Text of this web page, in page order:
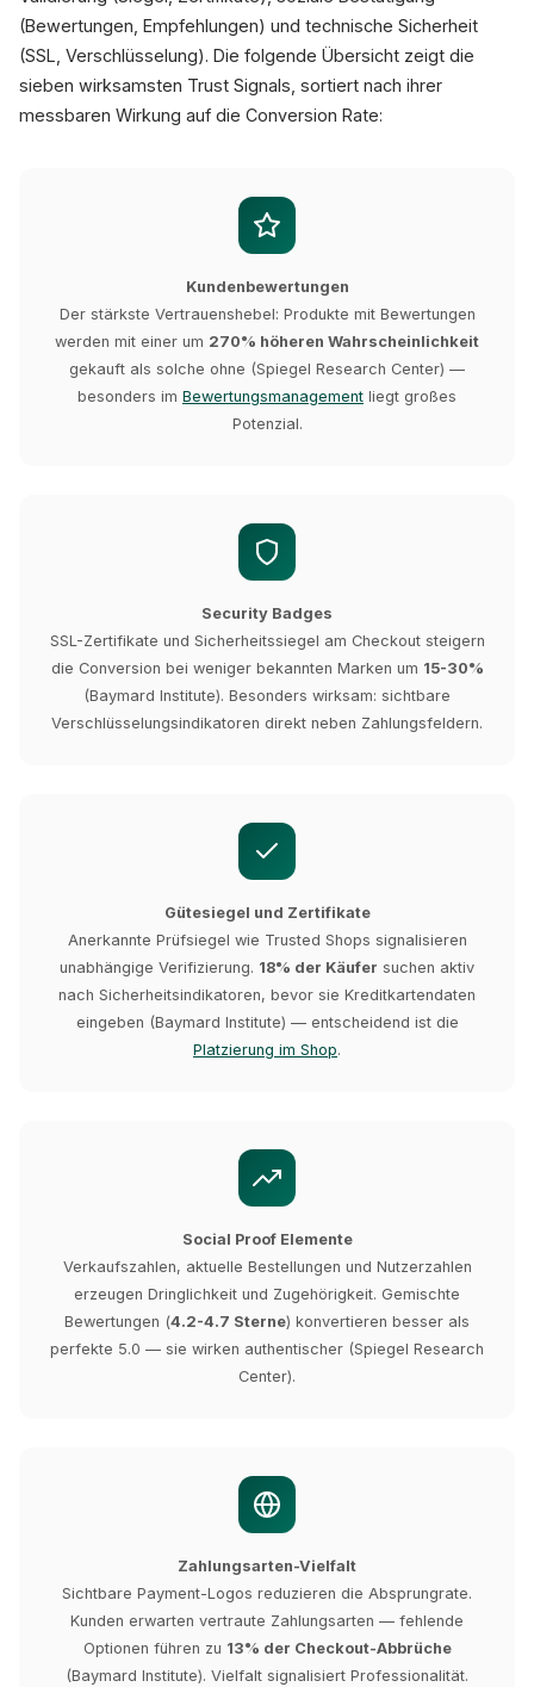
(Bewertungen, Empfehlungen) und technische Sicherheit
(SSL, Verschlüsselung). Die folgende Übersicht zeigt die
sieben wirksamsten Trust Signals, sortiert nach ihrer
messbaren Wirkung auf die Conversion Rate:
Kundenbewertungen
Der stärkste Vertrauenshebel: Produkte mit Bewertungen
werden mit einer um 270% höheren Wahrscheinlichkeit
gekauft als solche ohne (Spiegel Research Center) —
besonders im Bewertungsmanagement liegt großes
Potenzial.
Security Badges
SSL-Zertifikate und Sicherheitssiegel am Checkout steigern
die Conversion bei weniger bekannten Marken um 15-30%
(Baymard Institute). Besonders wirksam: sichtbare
Verschlüsselungsindikatoren direkt neben Zahlungsfeldern.
Gütesiegel und Zertifikate
Anerkannte Prüfsiegel wie Trusted Shops signalisieren
unabhängige Verifizierung. 18% der Käufer suchen aktiv
nach Sicherheitsindikatoren, bevor sie Kreditkartendaten
eingeben (Baymard Institute) — entscheidend ist die
Platzierung im Shop.
Social Proof Elemente
Verkaufszahlen, aktuelle Bestellungen und Nutzerzahlen
erzeugen Dringlichkeit und Zugehörigkeit. Gemischte
Bewertungen (4.2-4.7 Sterne) konvertieren besser als
perfekte 5.0 — sie wirken authentischer (Spiegel Research
Center).
Zahlungsarten-Vielfalt
Sichtbare Payment-Logos reduzieren die Absprungrate.
Kunden erwarten vertraute Zahlungsarten — fehlende
Optionen führen zu 13% der Checkout-Abbrüche
(Baymard Institute). Vielfalt signalisiert Professionalität.